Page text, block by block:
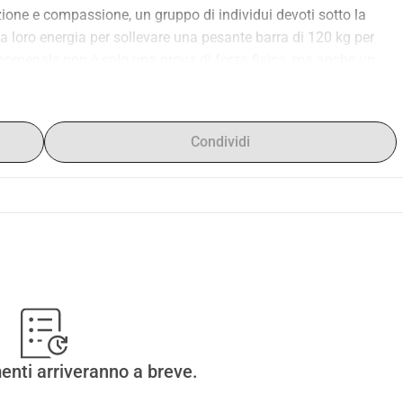
e compassione, un gruppo di individui devoti sotto la
loro energia per sollevare una pesante barra di 120 kg per
causa Phoenix4kids.
fratellanza con un obiettivo comune: promuovere il
si impegnano in modo disinteressato, guidati dal
Condividi
arriveranno a breve.